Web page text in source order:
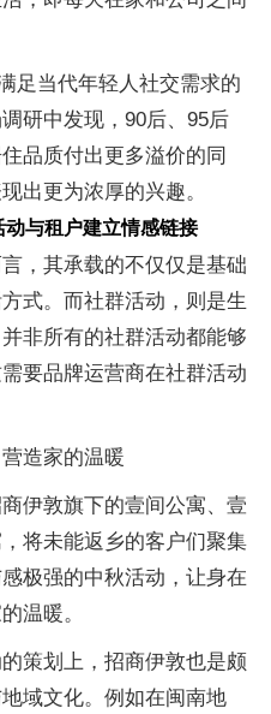
足当代年轻人社交需求的
研中发现，90后、95后
品质付出更多溢价的同
出更为浓厚的兴趣。
与租户建立情感链接
，其承载的不仅仅是基础
式。而社群活动，则是生
非所有的社群活动都能够
要品牌运营商在社群活动
造家的温暖
伊敦旗下的壹间公寓、壹
将未能返乡的客户们聚集
极强的中秋活动，让身在
温暖。
策划上，招商伊敦也是颇
域文化。例如在闽南地